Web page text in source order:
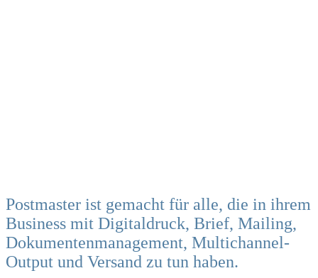
Postmaster ist gemacht für alle, die in ihrem
Business mit Digitaldruck, Brief, Mailing,
Dokumentenmanagement, Multichannel-
Output und Versand zu tun haben.